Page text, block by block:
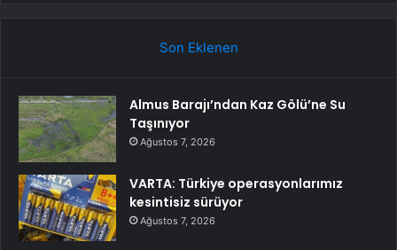
Son Eklenen
Almus Barajı’ndan Kaz Gölü’ne Su
Taşınıyor
Ağustos 7, 2026
VARTA: Türkiye operasyonlarımız
kesintisiz sürüyor
Ağustos 7, 2026